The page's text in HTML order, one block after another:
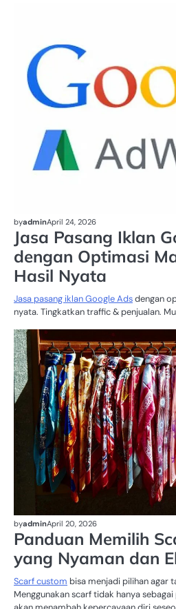
byadminApril 24, 2026
Jasa Pasang Iklan
dengan Optimasi
Hasil Nyata
Jasa pasang iklan Google Adsdengan
nyata. Tingkatkan traffic & penjualan.
byadminApril 20, 2026
Panduan Memilih
yang Nyaman dan
Scarf custom bisa menjadi pilihan agar
Menggunakan scarf tidak hanya